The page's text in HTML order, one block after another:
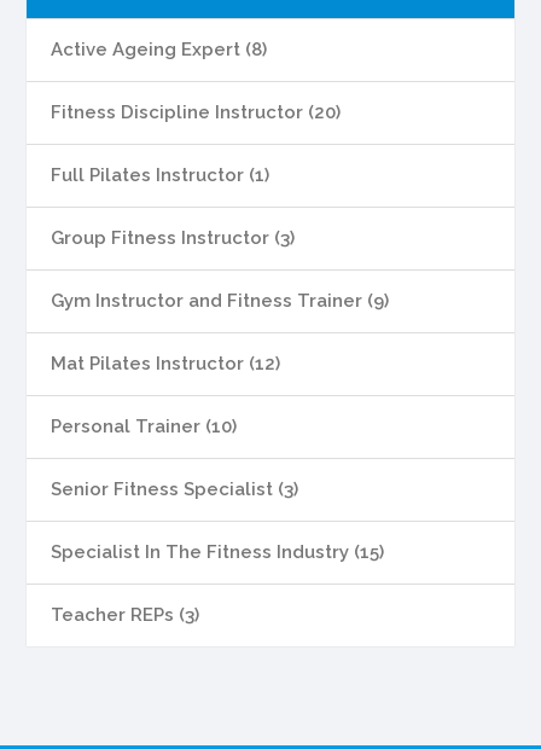
Active Ageing Expert (8)
Fitness Discipline Instructor (20)
Full Pilates Instructor (1)
Group Fitness Instructor (3)
Gym Instructor and Fitness Trainer (9)
Mat Pilates Instructor (12)
Personal Trainer (10)
Senior Fitness Specialist (3)
Specialist In The Fitness Industry (15)
Teacher REPs (3)